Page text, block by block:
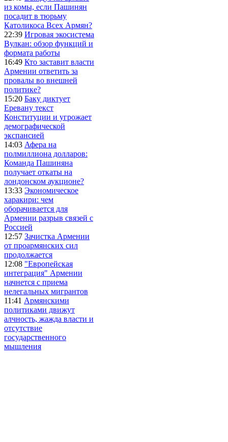
из комы, если Пашинян
посадит в тюрьму
Католикоса Всех Армян?
22:39 Игровая экосистема
Вулкан: обзор функций и
формата работы
16:49 Кто заставит власти
Армении ответить за
провалы во внешней
политике?
15:20 Баку диктует
Еревану текст
Конституции и угрожает
демографической
экспансией
14:03 Афера на
полмиллиона долларов:
Команда Пашиняна
получает откаты на
лондонском аукционе?
13:33 Экономическое
харакири: чем
оборачивается для
Армении разрыв связей с
Россией
12:57 Зачистка Армении
от проармянских сил
продолжается
12:08 "Европейская
интеграция" Армении
начнется с приема
нелегальных мигрантов
11:41 Армянскими
политиками движут
алчность, жажда власти и
отсутствие
государственного
мышления